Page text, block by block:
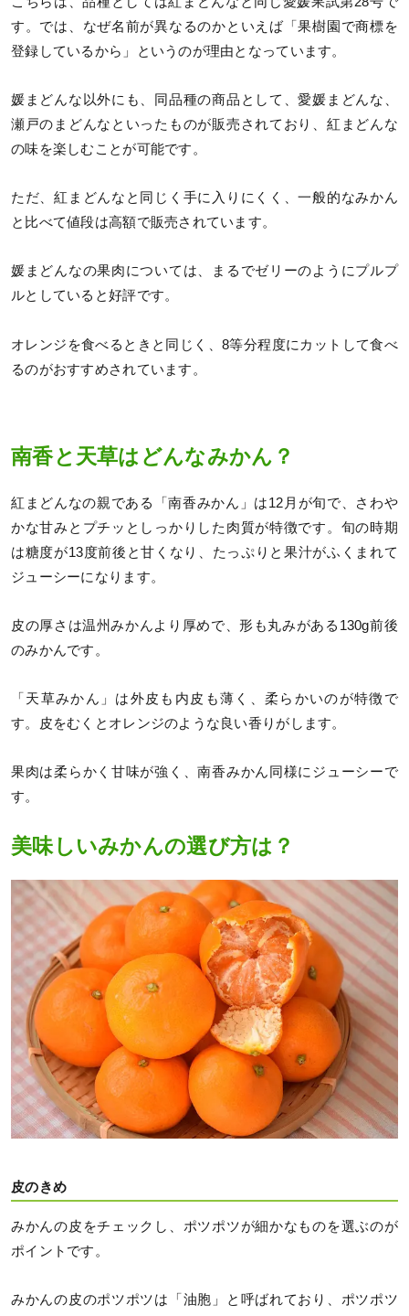
す。では、なぜ名前が異なるのかといえば「果樹園で商標を
登録しているから」というのが理由となっています。
媛まどんな以外にも、同品種の商品として、愛媛まどんな、
瀬戸のまどんなといったものが販売されており、紅まどんな
の味を楽しむことが可能です。
ただ、紅まどんなと同じく手に入りにくく、一般的なみかん
と比べて値段は高額で販売されています。
媛まどんなの果肉については、まるでゼリーのようにプルプ
ルとしていると好評です。
オレンジを食べるときと同じく、8等分程度にカットして食べ
るのがおすすめされています。
南香と天草はどんなみかん？
紅まどんなの親である「南香みかん」は12月が旬で、さわや
かな甘みとプチッとしっかりした肉質が特徴です。旬の時期
は糖度が13度前後と甘くなり、たっぷりと果汁がふくまれて
ジューシーになります。
皮の厚さは温州みかんより厚めで、形も丸みがある130g前後
のみかんです。
「天草みかん」は外皮も内皮も薄く、柔らかいのが特徴で
す。皮をむくとオレンジのような良い香りがします。
果肉は柔らかく甘味が強く、南香みかん同様にジューシーで
す。
美味しいみかんの選び方は？
皮のきめ
みかんの皮をチェックし、ポツポツが細かなものを選ぶのが
ポイントです。
みかんの皮のポツポツは「油胞」と呼ばれており、ポツポツ